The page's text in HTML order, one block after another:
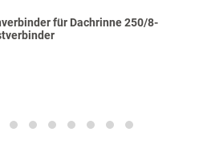
für Dachrinne 250/8-